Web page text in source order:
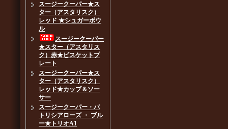
スージークーパー★ス
ター（アスタリスク）
レッド ★シュガーボウ
ル
スージークーパー
★スター（アスタリス
ク）赤★ビスケットプ
レート
スージークーパー★ス
ター（アスタリスク）
レッド★カップ＆ソー
サー
スージークーパー・パ
トリシアローズ ・ ブル
ー★トリオA1